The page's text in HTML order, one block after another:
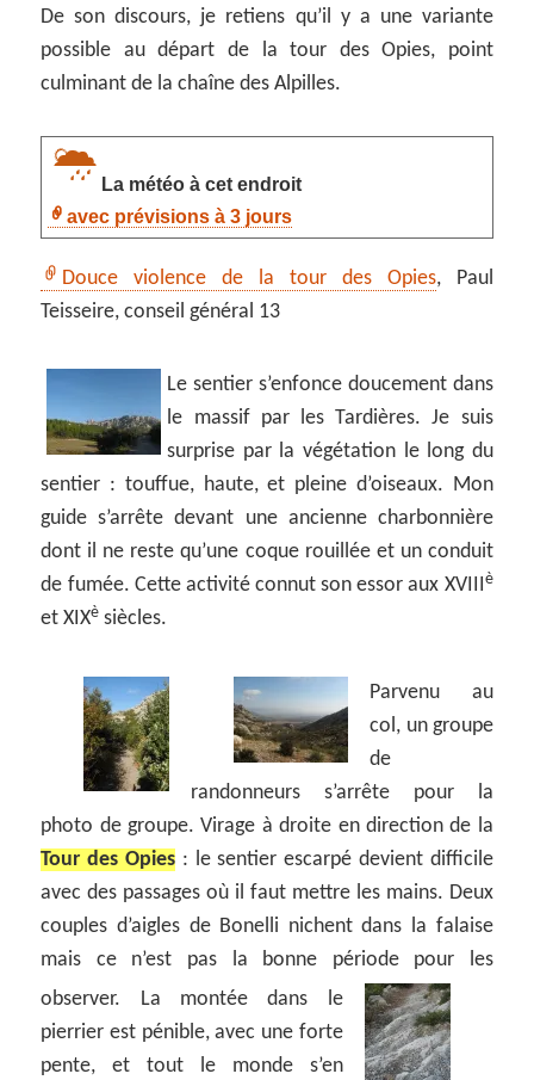
De son discours, je retiens qu’il y a une variante
possible au départ de la tour des Opies, point
culminant de la chaîne des Alpilles.
La météo à cet endroit
avec prévisions à 3 jours
Douce violence de la tour des Opies, Paul
Teisseire, conseil général 13
Le sentier s’enfonce doucement dans
le massif par les Tardières. Je suis
surprise par la végétation le long du
sentier : touffue, haute, et pleine d’oiseaux. Mon
guide s’arrête devant une ancienne charbonnière
dont il ne reste qu’une coque rouillée et un conduit
de fumée. Cette activité connut son essor aux XVIIIè
et XIXè siècles.
Parvenu au
col, un groupe
de
randonneurs s’arrête pour la
photo de groupe. Virage à droite en direction de la
Tour des Opies: le sentier escarpé devient difficile
avec des passages où il faut mettre les mains. Deux
couples d’aigles de Bonelli nichent dans la falaise
mais ce n’est pas la bonne période pour les
observer. La montée dans le
pierrier est pénible, avec une forte
pente, et tout le monde s’en